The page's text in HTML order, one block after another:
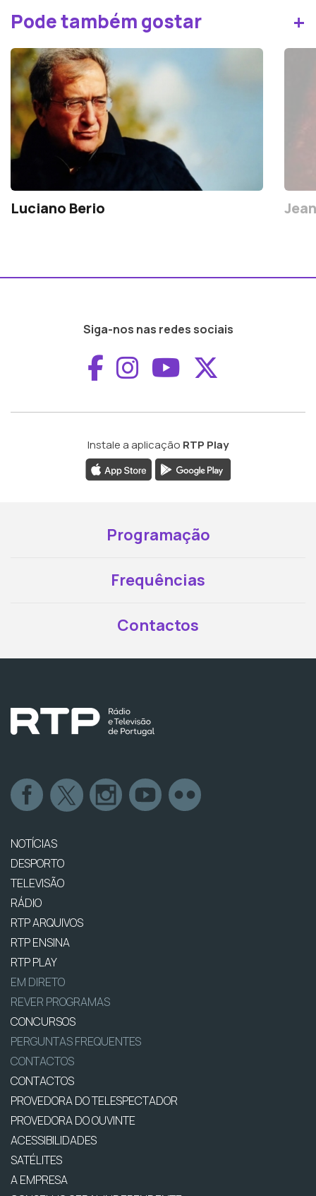
Pode também gostar +
Luciano Berio
Siga-nos nas redes sociais
Aceder ao
Aceder ao
Aceder ao
Instale a aplicação RTP Play
Programação
Frequências
Contactos
NOTÍCIAS
DESPORTO
TELEVISÃO
RÁDIO
RTP ARQUIVOS
RTP ENSINA
RTP PLAY
EM DIRETO
REVER PROGRAMAS
CONCURSOS
PERGUNTAS FREQUENTES
CONTACTOS
CONTACTOS
PROVEDORA DO TELESPECTADOR
PROVEDORA DO OUVINTE
ACESSIBILIDADES
SATÉLITES
A EMPRESA